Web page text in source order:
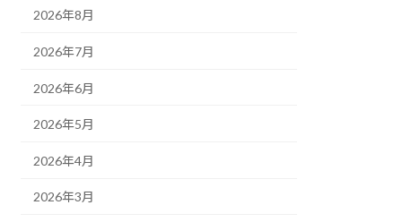
2026年8月
2026年7月
2026年6月
2026年5月
2026年4月
2026年3月